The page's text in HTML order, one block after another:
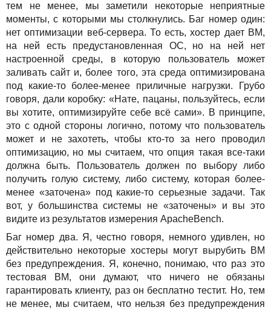
тем не менее, мы заметили некоторые неприятные
моменты, с которыми мы столкнулись. Баг номер один:
нет оптимизации веб-сервера. То есть, хостер дает ВМ,
на ней есть предустановленная ОС, но на ней нет
настроенной среды, в которую пользователь может
заливать сайт и, более того, эта среда оптимизирована
под какие-то более-менее приличные нагрузки. Грубо
говоря, дали коробку: «Нате, пацаны, пользуйтесь, если
вы хотите, оптимизируйте себе всё сами». В принципе,
это с одной стороны логично, потому что пользователь
может и не захотеть, чтобы кто-то за него проводил
оптимизацию, но мы считаем, что опция такая все-таки
должна быть. Пользователь должен по выбору либо
получить голую систему, либо систему, которая более-
менее «заточена» под какие-то серьезные задачи. Так
вот, у большинства системы не «заточены» и вы это
видите из результатов измерения ApacheBench.
Баг номер два. Я, честно говоря, немного удивлен, но
действительно некоторые хостеры могут вырубить ВМ
без предупреждения. Я, конечно, понимаю, что раз это
тестовая ВМ, они думают, что ничего не обязаны
гарантировать клиенту, раз он бесплатно тестит. Но, тем
не менее, мы считаем, что нельзя без предупреждения